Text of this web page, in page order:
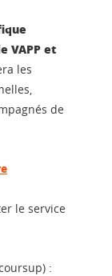
VAPP et
les
de
le service
: